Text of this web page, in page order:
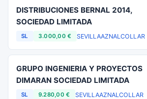
DISTRIBUCIONES BERNAL 2014,
SOCIEDAD LIMITADA
SL 3.000,00 € SEVILLAAZNALCOLLAR
GRUPO INGENIERIA Y PROYECTOS
DIMARAN SOCIEDAD LIMITADA
SL 9.280,00 € SEVILLAAZNALCOLLAR